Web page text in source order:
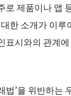
로 제품이나 앱
대한 소개가 이
표시와의 관계
법’을 위반하는